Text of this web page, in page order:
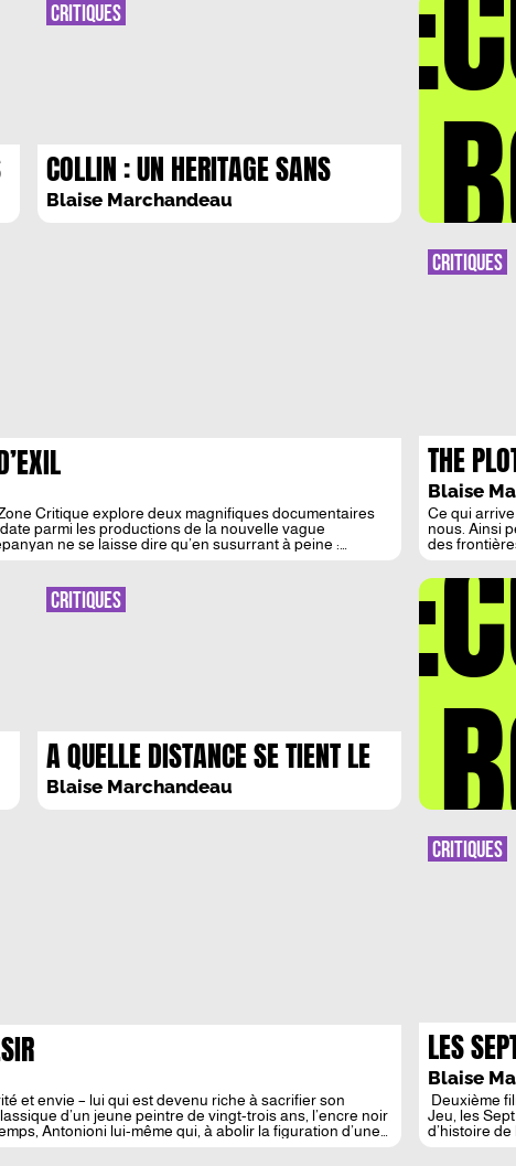
Université
médiéval de
COLLIN : UN HERITAGE SANS
TESTAMENT
Blaise Marchandeau
CRITIQUES
LA
Critique explore deux magnifiques documentaires
parmi les productions de la nouvelle vague
ne se laisse dire qu’en susurrant à peine :
THE
Blaise
Ce qui
nous. Ainsi
des
L’uchronie,
imaginaire
consiste
CRITIQUES
A QUELLE DISTANCE SE TIENT LE
CERISIER SAUVAGE ?
Blaise Marchandeau
CRITIQUES
LA
et envie – lui qui est devenu riche à sacrifier son
d’un jeune peintre de vingt-trois ans, l’encre noir
Antonioni lui-même qui, à abolir la figuration d’une
LES
Blaise
Deuxième
Jeu, les
d’histoire
CRITIQUES